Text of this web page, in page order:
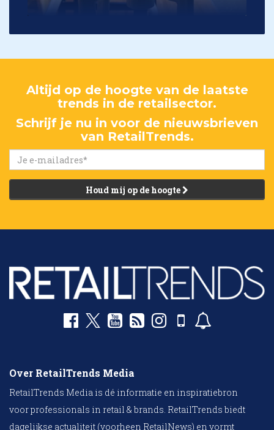
Altijd op de hoogte van de laatste
trends in de retailsector.
Schrijf je nu in voor de nieuwsbrieven
van RetailTrends.
Houd mij op de hoogte
Over RetailTrends Media
RetailTrends Media is dé informatie en inspiratiebron
voor professionals in retail & brands. RetailTrends biedt
dagelijkse actualiteit (voorheen RetailNews) en vormt